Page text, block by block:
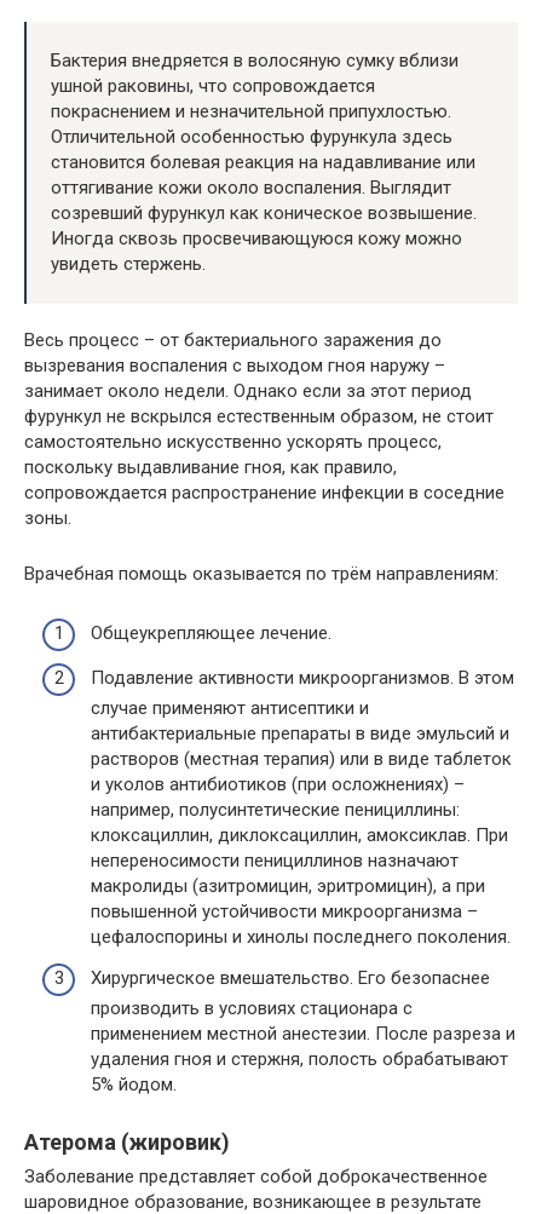
Бактерия внедряется в волосяную сумку вблизи
ушной раковины, что сопровождается
покраснением и незначительной припухлостью.
Отличительной особенностью фурункула здесь
становится болевая реакция на надавливание или
оттягивание кожи около воспаления. Выглядит
созревший фурункул как коническое возвышение.
Иногда сквозь просвечивающуюся кожу можно
увидеть стержень.
Весь процесс – от бактериального заражения до
вызревания воспаления с выходом гноя наружу –
занимает около недели. Однако если за этот период
фурункул не вскрылся естественным образом, не стоит
самостоятельно искусственно ускорять процесс,
поскольку выдавливание гноя, как правило,
сопровождается распространение инфекции в соседние
зоны.
Врачебная помощь оказывается по трём направлениям:
Общеукрепляющее лечение.
Подавление активности микроорганизмов. В этом
случае применяют антисептики и
антибактериальные препараты в виде эмульсий и
растворов (местная терапия) или в виде таблеток
и уколов антибиотиков (при осложнениях) –
например, полусинтетические пенициллины:
клоксациллин, диклоксациллин, амоксиклав. При
непереносимости пенициллинов назначают
макролиды (азитромицин, эритромицин), а при
повышенной устойчивости микроорганизма –
цефалоспорины и хинолы последнего поколения.
Хирургическое вмешательство. Его безопаснее
производить в условиях стационара с
применением местной анестезии. После разреза и
удаления гноя и стержня, полость обрабатывают
5% йодом.
Атерома (жировик)
Заболевание представляет собой доброкачественное
шаровидное образование, возникающее в результате